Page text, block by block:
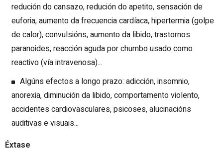
redución do cansazo, redución do apetito, sensación de
euforia, aumento da frecuencia cardíaca, hipertermia (golpe
de calor), convulsións, aumento da libido, trastornos
paranoides, reacción aguda por chumbo usado como
reactivo (vía intravenosa)...
Algúns efectos a longo prazo: adicción, insomnio,
anorexia, diminución da libido, comportamento violento,
accidentes cardiovasculares, psicoses, alucinacións
auditivas e visuais...
Éxtase